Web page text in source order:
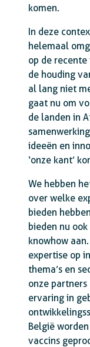
komen.
In deze
helemaal
op de
de houding
al lang niet
gaat nu om
de landen in
ideeën en
‘onze kant’
We hebben
over welke
bieden
bieden nu
knowhow
expertise op
thema’s en
onze partners
ervaring in
België
vaccins